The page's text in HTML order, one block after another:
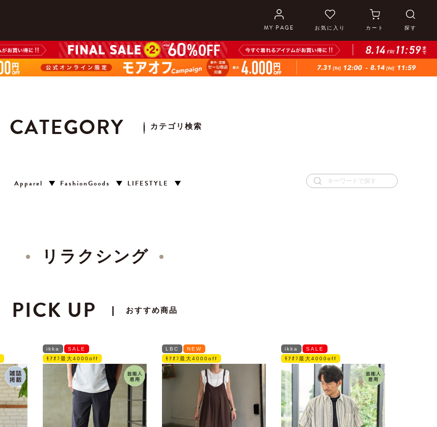
MY PAGE お気に入り カート 探す
CATEGORY カテゴリ検索
Apparel FashionGoods LIFESTYLE
リラクシング
PICK UP おすすめ商品
ikka
SALE
ﾓｱｵﾌ最大4000off
LBC
NEW
ﾓｱｵﾌ最大4000off
ikka
SALE
ﾓｱｵﾌ最大4000off